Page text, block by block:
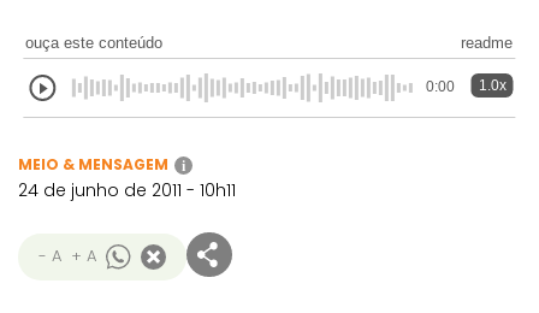
ouça este conteúdo readme
0:00 1.0x
MEIO & MENSAGEM i
24 de junho de 2011 - 10h11
- A + A